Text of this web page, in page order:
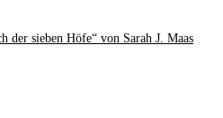
sieben Höfe“ von Sarah J. Maas